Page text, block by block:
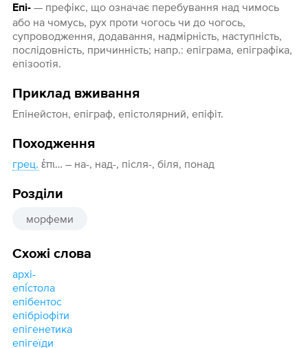
Епі-— префікс, що означає перебування над чимось
або на чомусь, рух проти чогось чи до чогось,
супроводження, додавання, надмірність, наступність,
послідовність, причинність; напр.: епіграма, епіграфіка,
епізоотія.
Приклад вживання
Епінейстон, епіграф, епістолярний, епіфіт.
Походження
грец. ἐπι… – на-, над-, після-, біля, понад
Розділи
морфеми
Схожі слова
архі-
епі́стола
епібентос
епібріофіти
епігенетика
епігеїди